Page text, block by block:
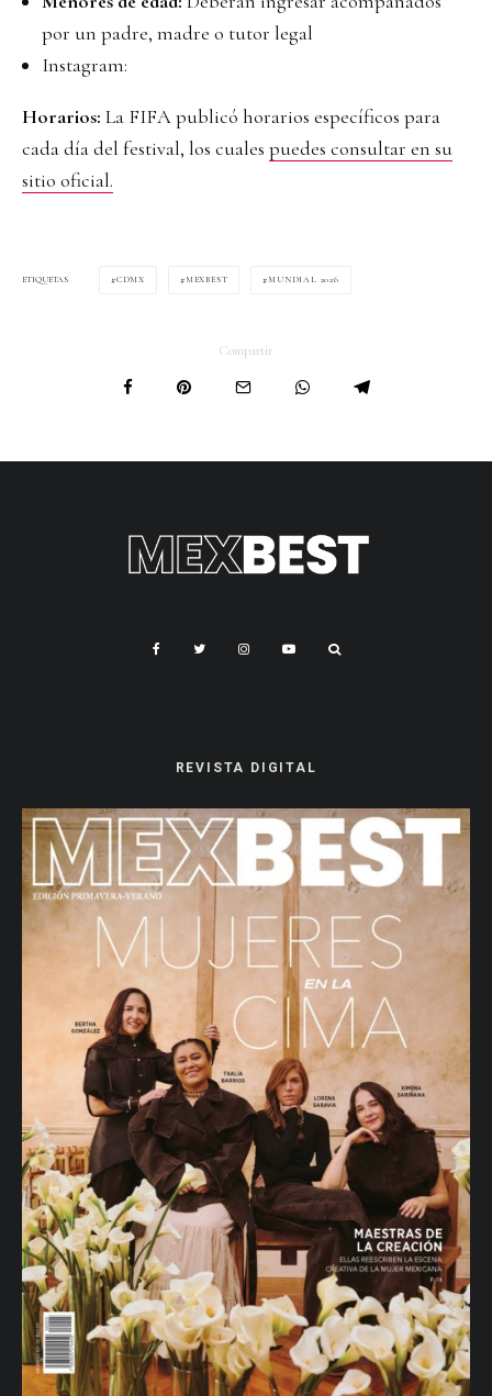
por un padre, madre o tutor legal
Instagram:
Horarios: La FIFA publicó horarios específicos para
cada día del festival, los cuales puedes consultar en su
sitio oficial.
ETIQUETAS CDMX MEXBEST MUNDIAL 2026
Compartir
REVISTA DIGITAL